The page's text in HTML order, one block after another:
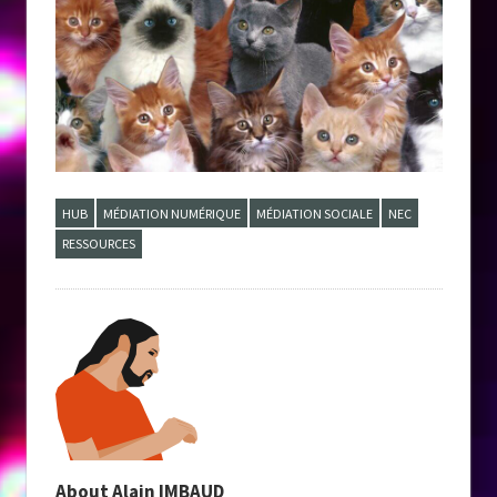
HUB MÉDIATION NUMÉRIQUE MÉDIATION SOCIALE
NEC
RESSOURCES
AboutAlain IMBAUD